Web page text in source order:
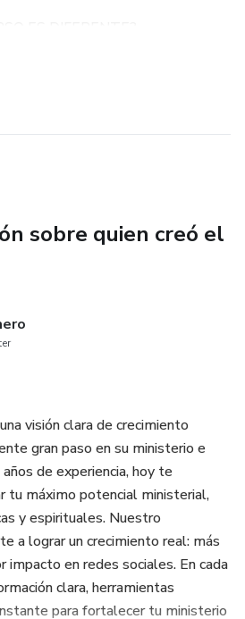
diseñado para generar ingresos
HOY en el mercado.
en:
2025–2026
TODOS LOS DÍAS
PURO Y
de negocio
esenciales
de todo ingreso)
sobre quien creó el
visión clara de crecimiento
gran paso en su ministerio e
de experiencia, hoy te
tu máximo potencial ministerial,
y espirituales. Nuestro
a lograr un crecimiento real: más
impacto en redes sociales. En cada
clara, herramientas
para fortalecer tu ministerio